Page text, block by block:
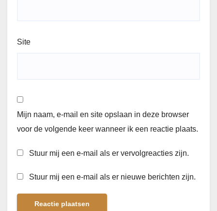
Site
Mijn naam, e-mail en site opslaan in deze browser
voor de volgende keer wanneer ik een reactie plaats.
Stuur mij een e-mail als er vervolgreacties zijn.
Stuur mij een e-mail als er nieuwe berichten zijn.